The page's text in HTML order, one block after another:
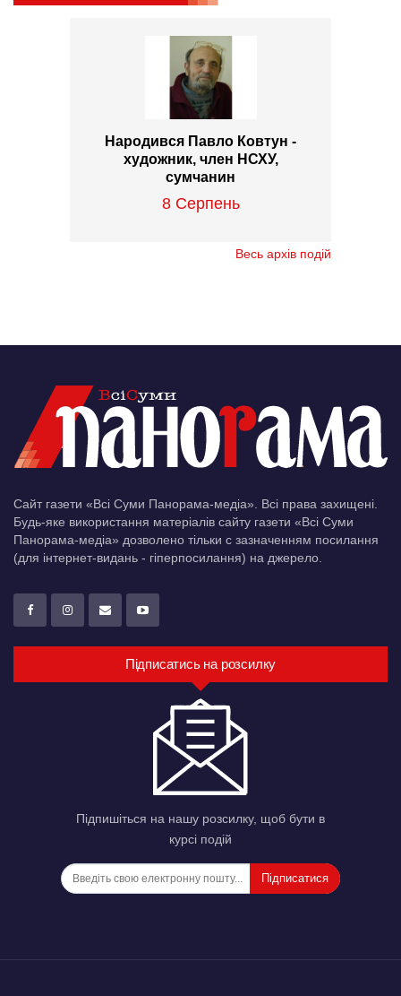
Народився Павло Ковтун -
художник, член НСХУ,
сумчанин
8 Серпень
Весь архів подій
Сайт газети «Всі Суми Панорама-медіа». Всі права захищені.
Будь-яке використання матеріалів сайту газети «Всі Суми
Панорама-медіа» дозволено тільки c зазначенням посилання
(для інтернет-видань - гіперпосилання) на джерело.
Підписатись на розсилку
Підпишіться на нашу розсилку, щоб бути в
курсі подій
Підписатися